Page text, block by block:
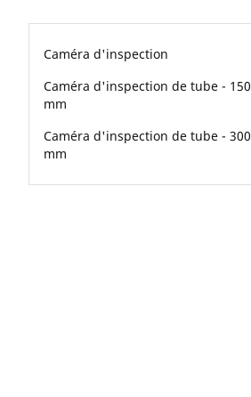
Caméra d'inspection
Caméra d'inspection de tube - 150
mm
Caméra d'inspection de tube - 300
mm